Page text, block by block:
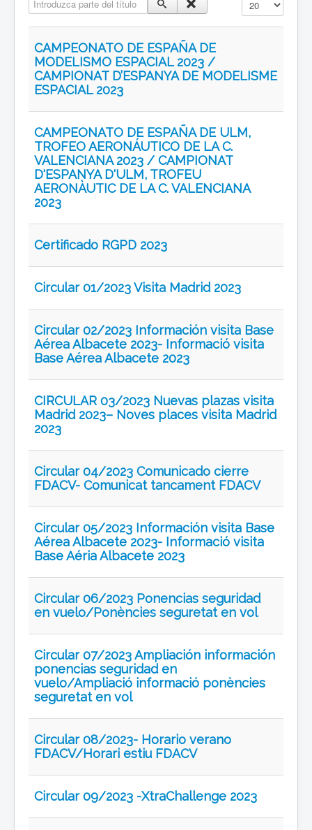
CAMPEONATO DE ESPAÑA DE
MODELISMO ESPACIAL 2023 /
CAMPIONAT D’ESPANYA DE MODELISME
ESPACIAL 2023
CAMPEONATO DE ESPAÑA DE ULM,
TROFEO AERONÁUTICO DE LA C.
VALENCIANA 2023 / CAMPIONAT
D'ESPANYA D'ULM, TROFEU
AERONÀUTIC DE LA C. VALENCIANA
2023
Certificado RGPD 2023
Circular 01/2023 Visita Madrid 2023
Circular 02/2023 Información visita Base
Aérea Albacete 2023- Informació visita
Base Aérea Albacete 2023
CIRCULAR 03/2023 Nuevas plazas visita
Madrid 2023– Noves places visita Madrid
2023
Circular 04/2023 Comunicado cierre
FDACV- Comunicat tancament FDACV
Circular 05/2023 Información visita Base
Aérea Albacete 2023- Informació visita
Base Aéria Albacete 2023
Circular 06/2023 Ponencias seguridad
en vuelo/Ponències seguretat en vol
Circular 07/2023 Ampliación información
ponencias seguridad en
vuelo/Ampliació informació ponències
seguretat en vol
Circular 08/2023- Horario verano
FDACV/Horari estiu FDACV
Circular 09/2023 -XtraChallenge 2023